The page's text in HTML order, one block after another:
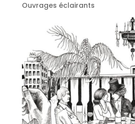
Ouvrages éclairants